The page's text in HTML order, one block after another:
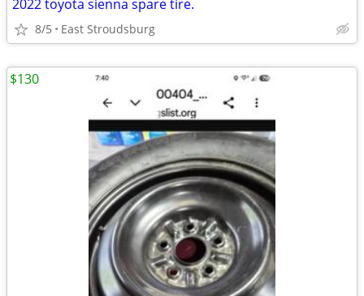
2022 toyota sienna spare tire.
8/5 East Stroudsburg
$130